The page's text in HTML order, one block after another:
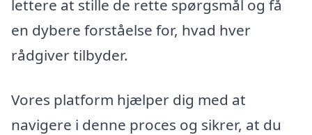
lettere at stille de rette spørgsmål og få
en dybere forståelse for, hvad hver
rådgiver tilbyder.
Vores platform hjælper dig med at
navigere i denne proces og sikrer, at du